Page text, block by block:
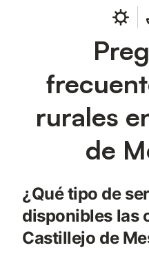
rurales
de
¿Qué tipo de
disponibles las
Castillejo de